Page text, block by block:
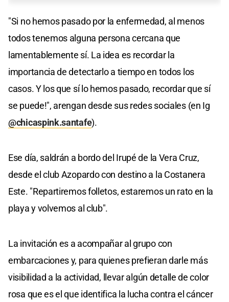
"Si no hemos pasado por la enfermedad, al menos
todos tenemos alguna persona cercana que
lamentablemente sí. La idea es recordar la
importancia de detectarlo a tiempo en todos los
casos. Y los que sí lo hemos pasado, recordar que sí
se puede!", arengan desde sus redes sociales (en Ig
@chicaspink.santafe).
Ese día, saldrán a bordo del Irupé de la Vera Cruz,
desde el club Azopardo con destino a la Costanera
Este. "Repartiremos folletos, estaremos un rato en la
playa y volvemos al club".
La invitación es a acompañar al grupo con
embarcaciones y, para quienes prefieran darle más
visibilidad a la actividad, llevar algún detalle de color
rosa que es el que identifica la lucha contra el cáncer